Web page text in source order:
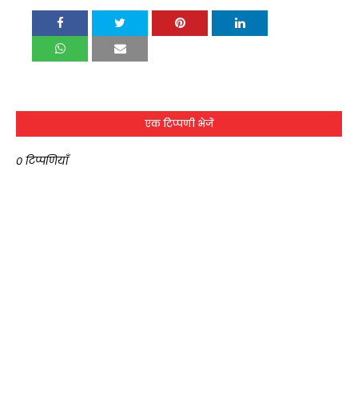
एक टिप्पणी भेजें
0 टिप्पणियाँ